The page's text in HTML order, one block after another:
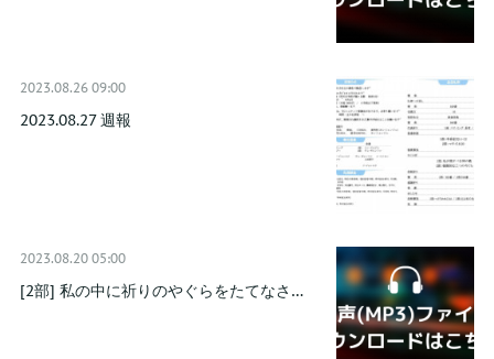
2023.08.26 09:00
2023.08.27 週報
2023.08.20 05:00
[2部] 私の中に祈りのやぐらをたてなさ…